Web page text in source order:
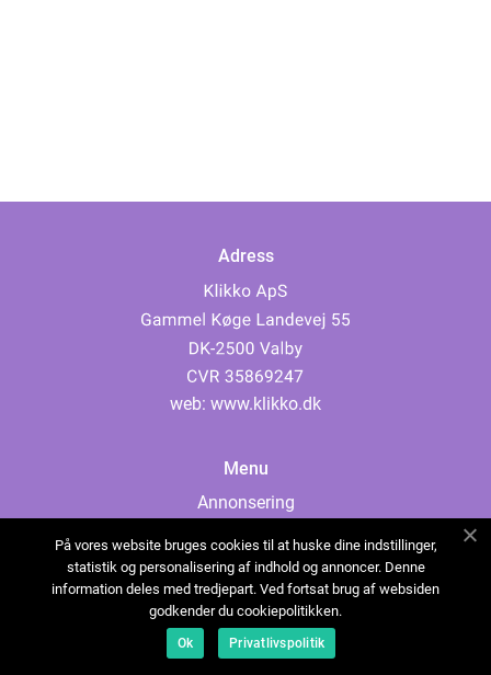
Adress
web: www.klikko.dk
Menu
Annonsering
Cookies
Kontakta oss
Sitemap
På vores website bruges cookies til at huske dine indstillinger,
statistik og personalisering af indhold og annoncer. Denne
information deles med tredjepart. Ved fortsat brug af websiden
godkender du cookiepolitikken.
Ok Privatlivspolitik